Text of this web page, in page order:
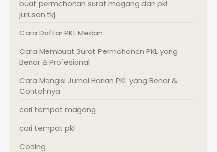
buat permohonan surat magang dan pkl
jurusan tkj
Cara Daftar PKL Medan
Cara Membuat Surat Permohonan PKL yang
Benar & Profesional
Cara Mengisi Jurnal Harian PKL yang Benar &
Contohnya
cari tempat magang
cari tempat pkl
Coding